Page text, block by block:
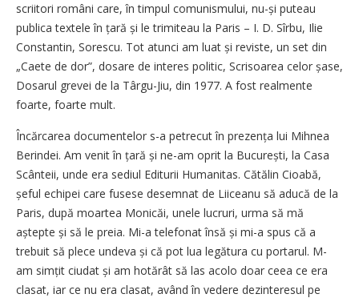
scriitori români care, în timpul comunismului, nu-și puteau
publica textele în țară și le trimiteau la Paris – I. D. Sîrbu, Ilie
Constantin, Sorescu. Tot atunci am luat și reviste, un set din
„Caete de dor”, dosare de interes politic, Scrisoarea celor șase,
Dosarul grevei de la Târgu-Jiu, din 1977. A fost realmente
foarte, foarte mult.
Încărcarea documentelor s-a petrecut în prezența lui Mihnea
Berindei. Am venit în țară și ne-am oprit la București, la Casa
Scânteii, unde era sediul Editurii Humanitas. Cătălin Cioabă,
șeful echipei care fusese desemnat de Liiceanu să aducă de la
Paris, după moartea Monicăi, unele lucruri, urma să mă
aștepte și să le preia. Mi-a telefonat însă și mi-a spus că a
trebuit să plece undeva și că pot lua legătura cu portarul. M-
am simțit ciudat și am hotărât să las acolo doar ceea ce era
clasat, iar ce nu era clasat, având în vedere dezinteresul pe